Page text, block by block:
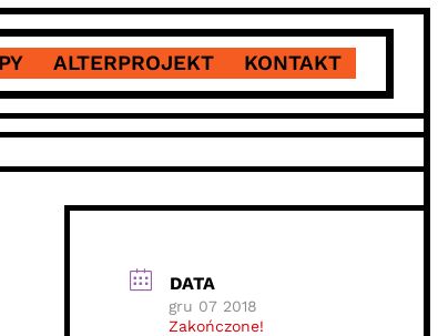
ALTERPROJEKT KONTAKT
DATA
gru 07 2018
Zakończone!